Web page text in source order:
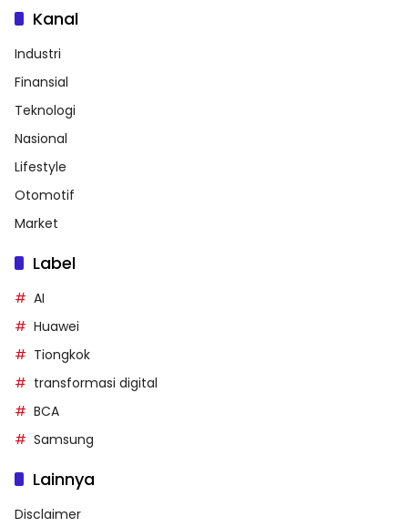
Kanal
Industri
Finansial
Teknologi
Nasional
Lifestyle
Otomotif
Market
Label
AI
Huawei
Tiongkok
transformasi digital
BCA
Samsung
Lainnya
Disclaimer